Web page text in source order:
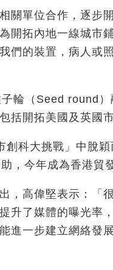
關單位合作，逐步
開拓內地一線城市
們的裝置，病人或
輪（Seed round
括開拓美國及英國
創科大挑戰」中脫
，今年成為香港貿
，高偉堅表示：「
升了媒體的曝光率
進一步建立網絡發